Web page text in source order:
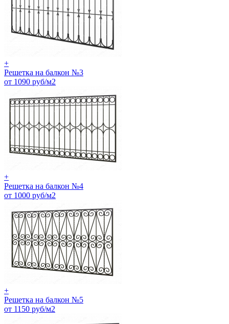
+
Решетка на балкон №3
от 1090 руб/м2
+
Решетка на балкон №4
от 1000 руб/м2
+
Решетка на балкон №5
от 1150 руб/м2